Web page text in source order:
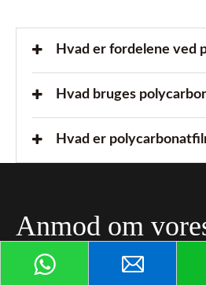
Hvad er fordelene ved
Hvad bruges
Hvad er
Anmod om